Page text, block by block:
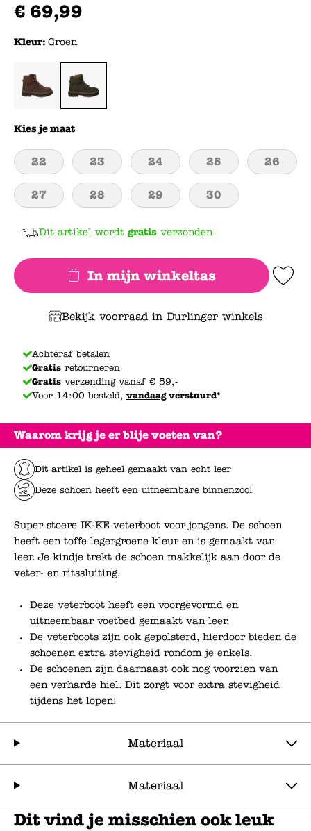
Waarom krijg je er blije voeten van?
Dit artikel is geheel gemaakt van echt leer
Deze schoen heeft een uitneembare binnenzool
Super stoere IK-KE veterboot voor jongens. De schoen
heeft een toffe legergroene kleur en is gemaakt van
leer. Je kindje trekt de schoen makkelijk aan door de
veter- en ritssluiting.
Deze veterboot heeft een voorgevormd en
uitneembaar voetbed gemaakt van leer.
De veterboots zijn ook gepolsterd, hierdoor bieden de
schoenen extra stevigheid rondom je enkels.
De schoenen zijn daarnaast ook nog voorzien van
een verharde hiel. Dit zorgt voor extra stevigheid
tijdens het lopen!
Materiaal
Materiaal
€ 69,99
Kleur: Groen
Kies je maat
22 23 24 25 26
27 28 29 30
Dit artikel wordt gratis verzonden
In mijn winkeltas Add to
Bekijk voorraad in Durlinger winkels
Achteraf betalen
Gratis retourneren
Gratis verzending vanaf € 59,-
Voor 14:00 besteld, vandaagverstuurd*
Dit vind je misschien ook leuk